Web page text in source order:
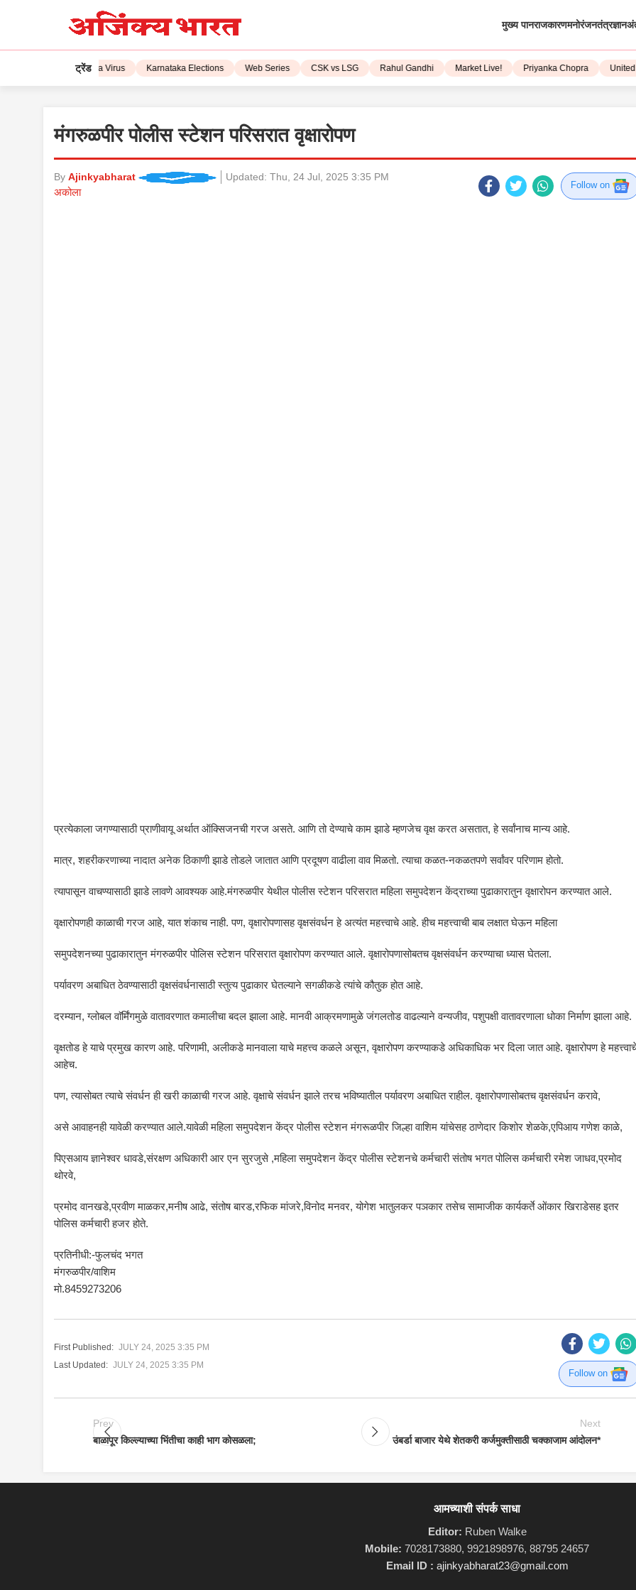
मुख्य पानराजकारणमनोरंजनतंत्रज्ञान
ट्रेंड
Corona Virus Karnataka Elections Web Series CSK vs LSG Rahul Gandhi Market Live! Priyanka Chopra United
मंगरुळपीर पोलीस स्टेशन परिसरात वृक्षारोपण
By Ajinkyabharat Updated: Thu, 24 Jul, 2025 3:35 PM
अकोला
Follow on
प्रत्येकाला जगण्यासाठी प्राणीवायू अर्थात ऑक्सिजनची गरज असते. आणि तो देण्याचे काम झाडे म्हणजेच वृक्ष करत असतात, हे सर्वांनाच मान्य आहे.
मात्र, शहरीकरणाच्या नादात अनेक ठिकाणी झाडे तोडले जातात आणि प्रदूषण वाढीला वाव मिळतो. त्याचा कळत-नकळतपणे सर्वांवर परिणाम होतो.
त्यापासून वाचण्यासाठी झाडे लावणे आवश्यक आहे.मंगरुळपीर येथील पोलीस स्टेशन परिसरात महिला समुपदेशन केंद्राच्या पुढाकारातुन वृक्षारोपन करण्यात आले.
वृक्षारोपणही काळाची गरज आहे, यात शंकाच नाही. पण, वृक्षारोपणासह वृक्षसंवर्धन हे अत्यंत महत्त्वाचे आहे. हीच महत्त्वाची बाब लक्षात घेऊन महिला
समुपदेशनच्या पुढाकारातुन मंगरुळपीर पोलिस स्टेशन परिसरात वृक्षारोपण करण्यात आले. वृक्षारोपणासोबतच वृक्षसंवर्धन करण्याचा ध्यास घेतला.
पर्यावरण अबाधित ठेवण्यासाठी वृक्षसंवर्धनासाठी स्तुत्य पुढाकार घेतल्याने सगळीकडे त्यांचे कौतुक होत आहे.
दरम्यान, ग्लोबल वाॅर्मिंगमुळे वातावरणात कमालीचा बदल झाला आहे. मानवी आक्रमणामुळे जंगलतोड वाढल्याने वन्यजीव, पशुपक्षी वातावरणाला धोका निर्माण झाला आहे.
वृक्षतोड हे याचे प्रमुख कारण आहे. परिणामी, अलीकडे मानवाला याचे महत्त्व कळले असून, वृक्षारोपण करण्याकडे अधिकाधिक भर दिला जात आहे. वृक्षारोपण हे
आहेच.
पण, त्यासोबत त्याचे संवर्धन ही खरी काळाची गरज आहे. वृक्षाचे संवर्धन झाले तरच भविष्यातील पर्यावरण अबाधित राहील. वृक्षारोपणासोबतच वृक्षसंवर्धन करावे,
असे आवाहनही यावेळी करण्यात आले.यावेळी महिला समुपदेशन केंद्र पोलीस स्टेशन मंगरूळपीर जिल्हा वाशिम यांचेसह ठाणेदार किशोर शेळके,एपिआय गणेश काळे,
पिएसआय ज्ञानेश्वर धावडे,संरक्षण अधिकारी आर एन सुरजुसे ,महिला समुपदेशन केंद्र पोलीस स्टेशनचे कर्मचारी संतोष भगत पोलिस कर्मचारी रमेश जाधव,प्रमोद
थोरवे,
प्रमोद वानखडे,प्रवीण माळकर,मनीष आढे, संतोष बारड,रफिक मांजरे,विनोद मनवर, योगेश भातुलकर पञकार तसेच सामाजीक कार्यकर्ते ओंकार खिराडेसह इतर
पोलिस कर्मचारी हजर होते.
प्रतिनीधी:-फुलचंद भगत
मंगरुळपीर/वाशिम
मो.8459273206
First Published: JULY 24, 2025 3:35 PM
Last Updated: JULY 24, 2025 3:35 PM
Follow on
Prev
बाळापूर किल्ल्याच्या भिंतीचा काही भाग कोसळला;
Next
उंबर्डा बाजार येथे शेतकरी कर्जमुक्तीसाठी चक्काजाम आंदोलन*
आमच्याशी संपर्क साधा
Editor: Ruben Walke
Mobile: 7028173880, 9921898976, 88795 24657
Email ID : ajinkyabharat23@gmail.com